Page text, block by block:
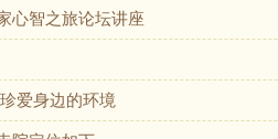
心智之旅论坛讲座
爱身边的环境